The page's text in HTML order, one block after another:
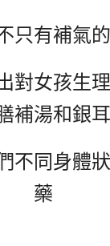
只有補氣
對女孩生
補湯和銀耳
不同身體
藥